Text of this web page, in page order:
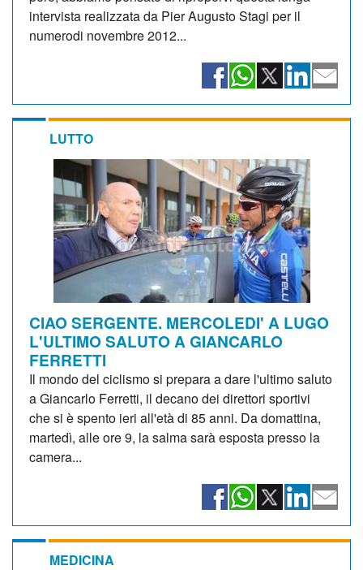
intervista realizzata da Pier Augusto Stagi per il
numerodi novembre 2012...
LUTTO
CIAO SERGENTE. MERCOLEDI' A LUGO
L'ULTIMO SALUTO A GIANCARLO
FERRETTI
Il mondo del ciclismo si prepara a dare l'ultimo saluto
a Giancarlo Ferretti, il decano dei direttori sportivi
che si è spento ieri all'età di 85 anni. Da domattina,
martedì, alle ore 9, la salma sarà esposta presso la
camera...
MEDICINA